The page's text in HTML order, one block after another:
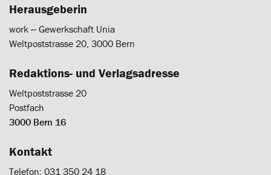
Herausgeberin
work ‒ Gewerkschaft Unia
Weltpoststrasse 20, 3000 Bern
Redaktions- und Verlagsadresse
Weltpoststrasse 20
Postfach
3000 Bern 16
Kontakt
Telefon: 031 350 24 18